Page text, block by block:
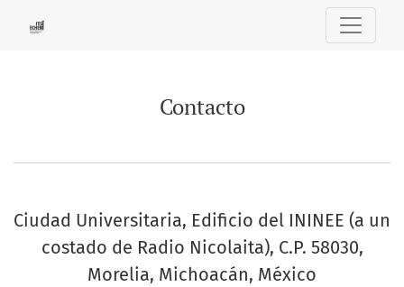
Contacto
Ciudad Universitaria, Edificio del ININEE (a un
costado de Radio Nicolaita), C.P. 58030,
Morelia, Michoacán, México